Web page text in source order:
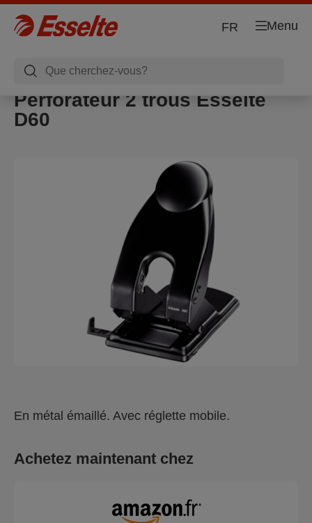
Menu
FR
Perforateur 2 trous Esselte
D60
En métal émaillé. Avec réglette mobile.
Achetez maintenant chez